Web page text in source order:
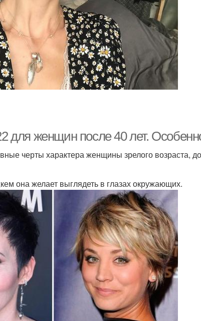
женщин после 40 лет.
черты характера женщины зрелого возраста,
она желает выглядеть в глазах окружающих.